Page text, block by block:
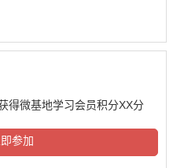
得微基地学习会员积分XX分
参加